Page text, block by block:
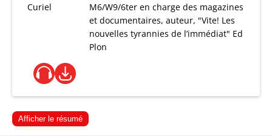
Curiel
M6/W9/6ter en charge des magazines
et documentaires, auteur, "Vite! Les
nouvelles tyrannies de l’immédiat" Ed
Plon
Afficher le résumé